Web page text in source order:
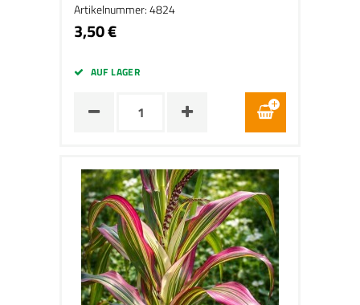
Artikelnummer: 4824
3,50 €
AUF LAGER